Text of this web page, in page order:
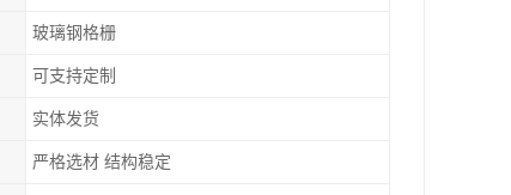
玻璃钢格栅
可支持定制
实体发货
严格选材 结构稳定